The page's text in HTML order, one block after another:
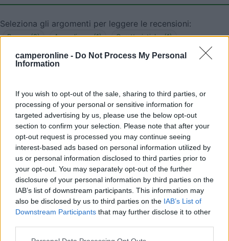
camperonline - Do Not Process My Personal
Information
If you wish to opt-out of the sale, sharing to third parties, or
processing of your personal or sensitive information for
targeted advertising by us, please use the below opt-out
section to confirm your selection. Please note that after your
opt-out request is processed you may continue seeing
interest-based ads based on personal information utilized by
us or personal information disclosed to third parties prior to
your opt-out. You may separately opt-out of the further
disclosure of your personal information by third parties on the
IAB’s list of downstream participants. This information may
also be disclosed by us to third parties on the IAB’s List of
Downstream Participants that may further disclose it to other
Seleziona gli argomenti per leggere le recensioni:
Prezzo (2) Accoglienza (1)
Caratteristiche (1)
Mostra tutto
martaandreapani 14/08/2023 23:53
Campeggio basic, 40 euro in 4 sono troppi!
Prezzo
Wiki84 02/09/2017 21:54
Munitevi di taniche per il carico acqua e scarico